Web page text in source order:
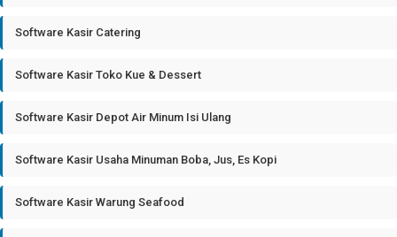
Software Kasir Catering
Software Kasir Toko Kue & Dessert
Software Kasir Depot Air Minum Isi Ulang
Software Kasir Usaha Minuman Boba, Jus, Es Kopi
Software Kasir Warung Seafood